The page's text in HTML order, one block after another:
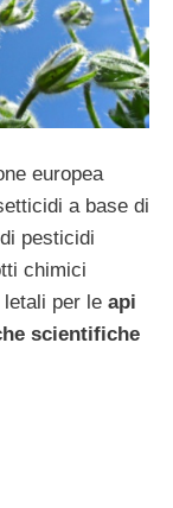
europea
a base di
pesticidi
chimici
per le api
scientifiche